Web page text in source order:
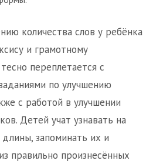
количества слов у ребёнка
и грамотному
переплетается с
по улучшению
с работой в улучшении
Детей учат узнавать на
длины, запоминать их и
правильно произнесённых